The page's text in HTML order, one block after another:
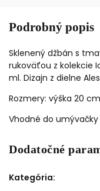
Podrobný popis
Sklenený džbán s
rukoväťou z kolekcie
ml. Dizajn z dielne
Rozmery: výška 20
Vhodné do
Dodatočné
Kategória: